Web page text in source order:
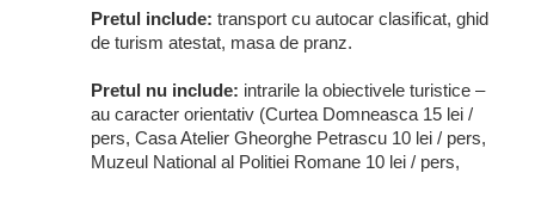
Pretul include: transport cu autocar clasificat, ghid
de turism atestat, masa de pranz.
Pretul nu include: intrarile la obiectivele turistice –
au caracter orientativ (Curtea Domneasca 15 lei /
pers, Casa Atelier Gheorghe Petrascu 10 lei / pers,
Muzeul National al Politiei Romane 10 lei / pers,